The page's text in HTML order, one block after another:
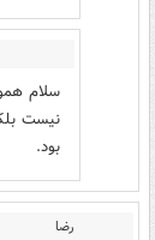
سلام
نیست
بود.
رضا